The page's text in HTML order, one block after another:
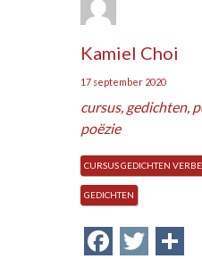
Kamiel Choi
17 september 2020
cursus, gedichten,
poëzie
CURSUS GEDICHTEN
GEDICHTEN